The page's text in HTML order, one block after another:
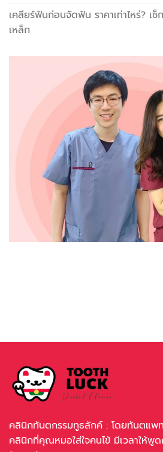
เคลียร์ฟันก่อนจัดฟัน ราคาเท่าไหร่? เ
เหล็ก
คลินิกทันตกรรมทูธลักค์ : โดยทันตแพ
คลินิกที่คุณหมอใส่ใจคนไข้ มีเวลาให้พู